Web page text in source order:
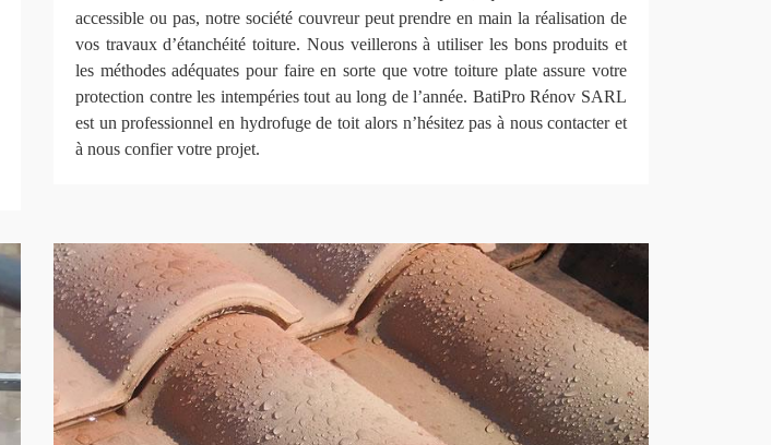
accessible ou pas, notre société couvreur peut prendre en main la réalisation de
vos travaux d’étanchéité toiture. Nous veillerons à utiliser les bons produits et
les méthodes adéquates pour faire en sorte que votre toiture plate assure votre
protection contre les intempéries tout au long de l’année. BatiPro Rénov SARL
est un professionnel en hydrofuge de toit alors n’hésitez pas à nous contacter et
à nous confier votre projet.